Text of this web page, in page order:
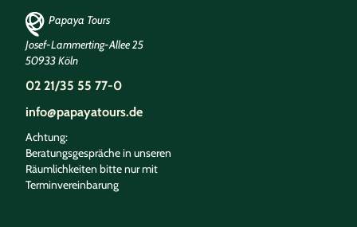
Papaya Tours
Josef-Lammerting-Allee 25
50933 Köln
02 21/35 55 77-0
info@papayatours.de
Achtung:
Beratungsgespräche in unseren
Räumlichkeiten bitte nur mit
Terminvereinbarung